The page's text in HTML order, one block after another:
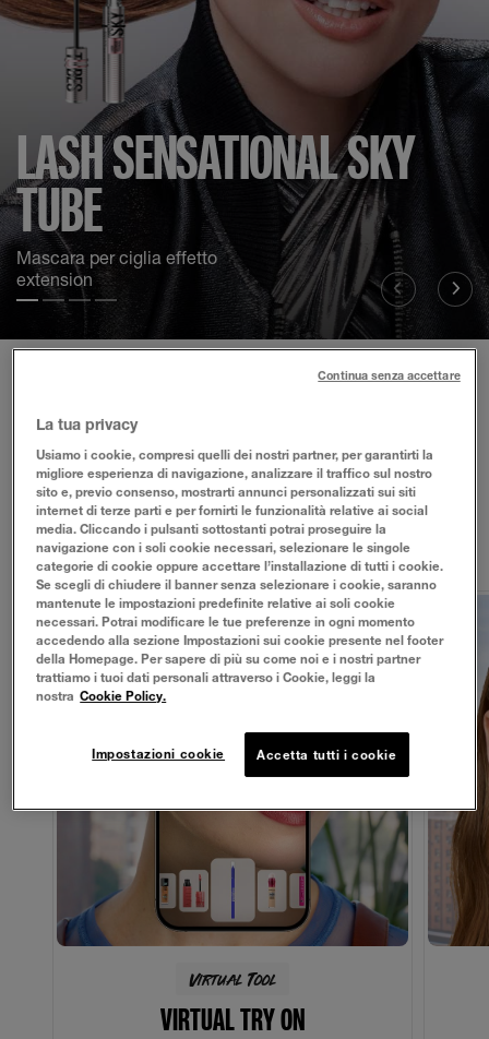
LASH SENSATIONAL SKY
TUBE
Mascara per ciglia effetto
extension
Test diapositiva 1
Test diapositiva 2
Test diapositiva 3
Test diapositiva 4
VIRTUAL BEAUTY STUDIO
Scopri look a cui ispirarti e prova prodotti rivoluzionari con
i nostri strumenti di makeup virtuale. Trova la tonalità di
fondotinta perfetta e impara a definire le tue sopracciglia:
il nostro Virtual Beauty Studio ti guiderà nella scelta del
tuo prossimo prodotto preferito.
Virtual Tool
VIRTUAL TRY ON
La tua privacy
Usiamo i cookie, compresi quelli dei nostri partner, per garantirti la
migliore esperienza di navigazione, analizzare il traffico sul nostro
sito e, previo consenso, mostrarti annunci personalizzati sui siti
internet di terze parti e per fornirti le funzionalità relative ai social
media. Cliccando i pulsanti sottostanti potrai proseguire la
navigazione con i soli cookie necessari, selezionare le singole
categorie di cookie oppure accettare l’installazione di tutti i cookie.
Se scegli di chiudere il banner senza selezionare i cookie, saranno
mantenute le impostazioni predefinite relative ai soli cookie
necessari. Potrai modificare le tue preferenze in ogni momento
accedendo alla sezione Impostazioni sui cookie presente nel footer
della Homepage. Per sapere di più su come noi e i nostri partner
trattiamo i tuoi dati personali attraverso i Cookie, leggi la
nostra Cookie Policy.
Impostazioni cookie Accetta tutti i cookie
Continua senza accettare